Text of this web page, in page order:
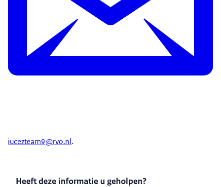
iucezteam9@rvo.nl.
Heeft deze informatie u geholpen?